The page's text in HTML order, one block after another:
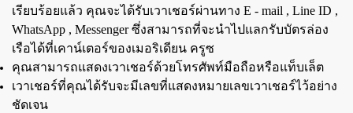
เรียบร้อยแล้ว คุณจะได้รับเวาเชอร์ผ่านทาง E - mail , Line ID ,
WhatsApp , Messenger ซึ่งสามารถที่จะนำไปแลกรับบัตรล่อง
เรือได้ที่เคาน์เตอร์ของเมอริเดียน ครูซ
คุณสามารถแสดงเวาเชอร์ด้วยโทรศัพท์มือถือหรือแท็บเล็ต
เวาเชอร์ที่คุณได้รับจะมีเลขที่แสดงหมายเลขเวาเชอร์ไว้อย่าง
ชัดเจน